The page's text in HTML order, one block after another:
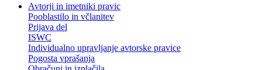
Avtorji in imetniki pravic
Pooblastilo in včlanitev
Prijava del
ISWC
Individualno upravljanje avtorske pravice
Pogosta vprašanja